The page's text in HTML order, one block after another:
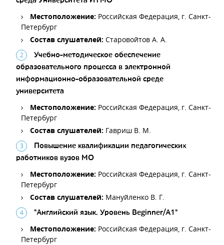
Местоположение: Российская Федерация, г. Санкт-
Петербург
Состав слушателей:Старовойтов А. А.
Учебно-методическое обеспечение
образовательного процесса в электронной
информационно-образовательной среде
университета
Местоположение: Российская Федерация, г. Санкт-
Петербург
Состав слушателей: Гавриш В. М.
Повышение квалификации педагогических
работников вузов МО
Местоположение: Российская Федерация, г. Санкт-
Петербург
Состав слушателей: Мануйленко В. Г.
"Английский язык. Уровень Beginner/А1"
Местоположение: Российская Федерация, г. Санкт-
Петербург